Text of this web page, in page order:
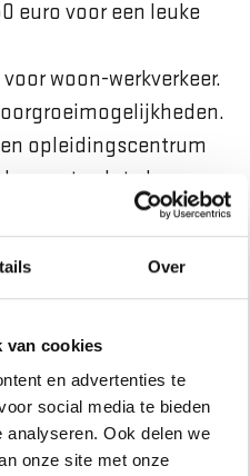
Over
van cookies
en advertenties te
social media te bieden
Ook delen we
onze site met onze
euro voor een leuke
woon-werkverkeer.
opleidingscentrum
up-to-date kan
werken en bent in